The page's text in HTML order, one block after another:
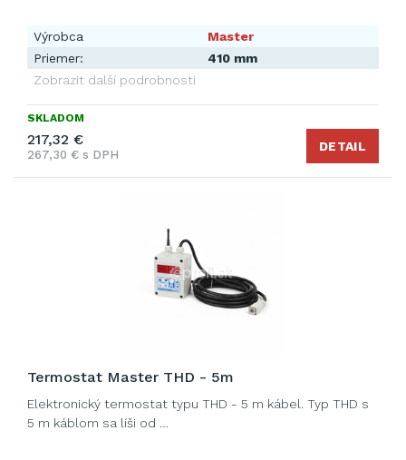
Výrobca
Master
Priemer:
410 mm
Zobrazit další podrobnosti
SKLADOM
217,32 €
267,30 € s DPH
DETAIL
Termostat Master THD - 5m
Elektronický termostat typu THD - 5 m kábel. Typ THD s
5 m káblom sa líši od …